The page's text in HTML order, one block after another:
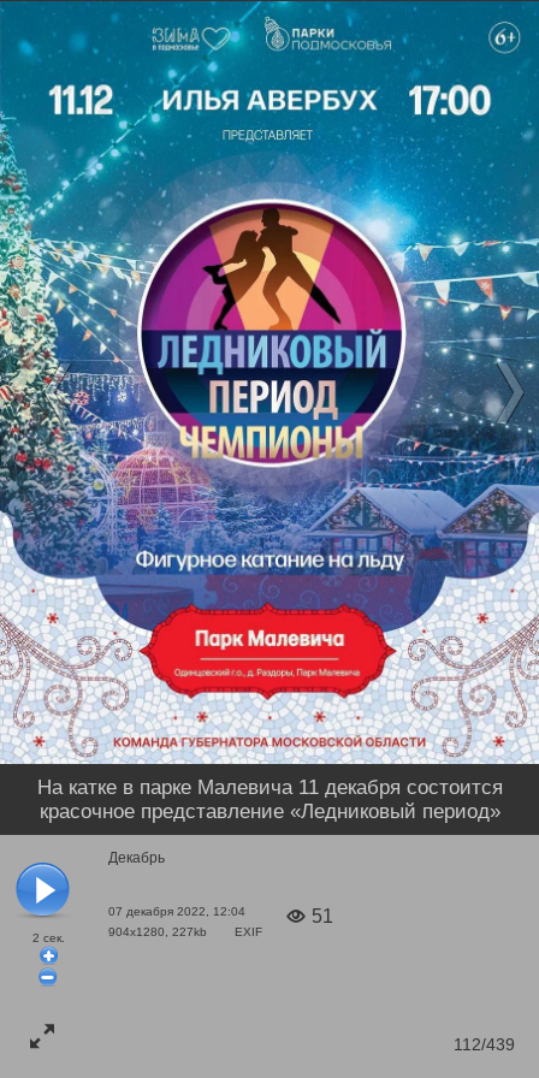
2 сек.
Декабрь
07 декабря 2022, 12:04
904x1280, 227kb
EXIF
51
112/439
На катке в парке Малевича 11 декабря состоится
красочное представление «Ледниковый период»